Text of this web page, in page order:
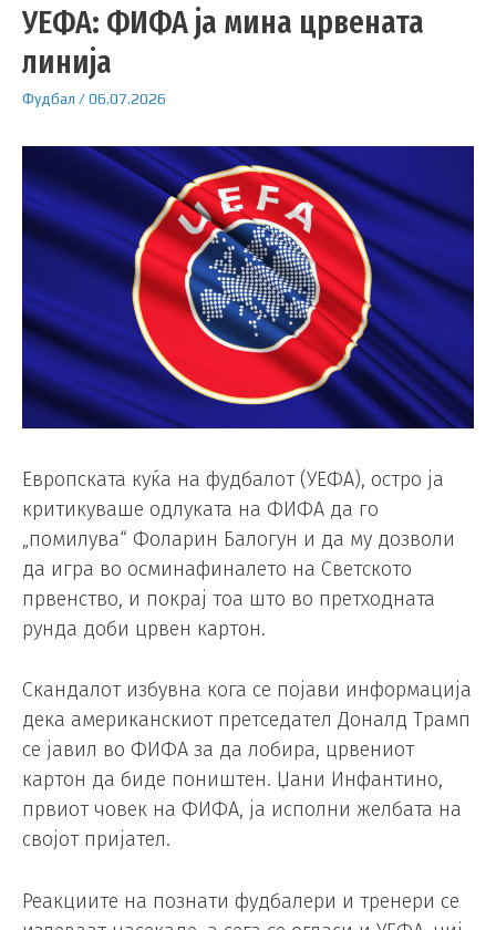
УЕФА: ФИФА ја мина црвената
линија
Фудбал /06.07.2026
Европската куќа на фудбалот (УЕФА), остро ја
критикуваше одлуката на ФИФА да го
„помилува“ Фоларин Балогун и да му дозволи
да игра во осминафиналето на Светското
првенство, и покрај тоа што во претходната
рунда доби црвен картон.
Скандалот избувна кога се појави информација
дека американскиот претседател Доналд Трамп
се јавил во ФИФА за да лобира, црвениот
картон да биде поништен. Џани Инфантино,
првиот човек на ФИФА, ја исполни желбата на
својот пријател.
Реакциите на познати фудбалери и тренери се